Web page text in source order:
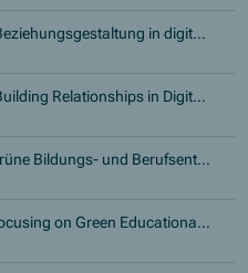
in digitale
Relationships in Digital
Bildungs- und Berufsentsc
on Green Educational a